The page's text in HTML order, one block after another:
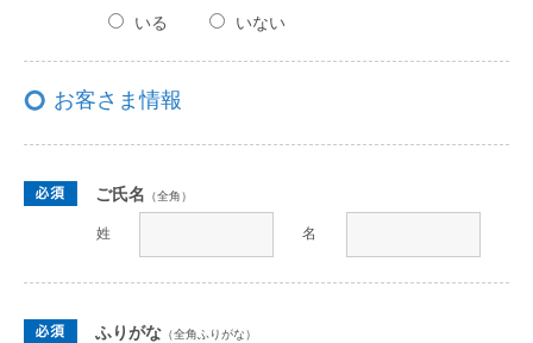
いる いない
お客さま情報
ご氏名 （全角）
姓 名
ふりがな （全角ふりがな）